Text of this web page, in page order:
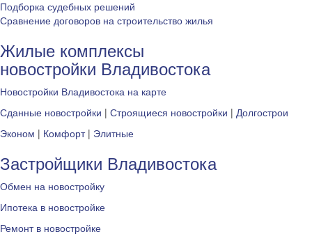
Подборка судебных решений
Сравнение договоров на строительство жилья
Жилые комплексы
новостройки Владивостока
Новостройки Владивостока на карте
Сданные новостройки | Строящиеся новостройки | Долгострои
Эконом | Комфорт| Элитные
Застройщики Владивостока
Обмен на новостройку
Ипотека в новостройке
Ремонт в новостройке